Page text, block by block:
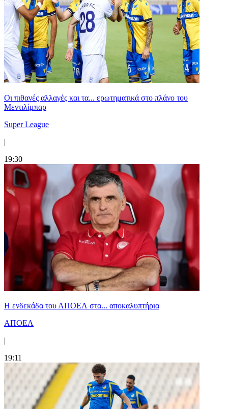
Οι πιθανές αλλαγές και τα... ερωτηματικά στο πλάνο του
Μεντιλίμπαρ
Super League
|
19:30
Η ενδεκάδα του ΑΠΟΕΛ στα... αποκαλυπτήρια
ΑΠΟΕΛ
|
19:11